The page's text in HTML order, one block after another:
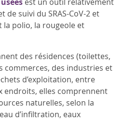
de suivi du SRAS-CoV-2 et
la polio, la rougeole et
des résidences (toilettes,
commerces, des industries et
d’exploitation, entre
endroits, elles comprennent
naturelles, selon la
d’infiltration, eaux